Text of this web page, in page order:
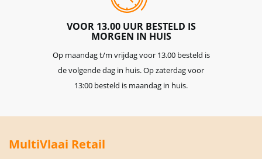
VOOR 13.00 UUR BESTELD IS
MORGEN IN HUIS
Op maandag t/m vrijdag voor 13.00 besteld is
de volgende dag in huis. Op zaterdag voor
13:00 besteld is maandag in huis.
MultiVlaai Retail